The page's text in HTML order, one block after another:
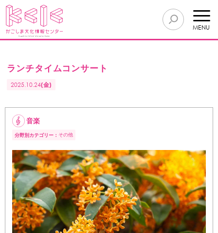
MENU
ランチタイムコンサート
2025.10.24(金)
音楽
分野別カテゴリー： その他